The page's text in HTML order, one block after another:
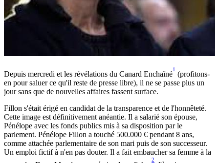
Depuis mercredi et les révélations du Canard Enchaîné
1
(profitons-
en pour saluer ce qu'il reste de presse libre), il ne se passe plus un
jour sans que de nouvelles affaires fassent surface.
Fillon s'était érigé en candidat de la transparence et de l'honnêteté.
Cette image est définitivement anéantie. Il a salarié son épouse,
Pénélope avec les fonds publics mis à sa disposition par le
parlement. Pénélope Fillon a touché 500.000 € pendant 8 ans,
comme attachée parlementaire de son mari puis de son successeur.
Un emploi fictif à n'en pas douter. Il a fait embaucher sa femme à la
2